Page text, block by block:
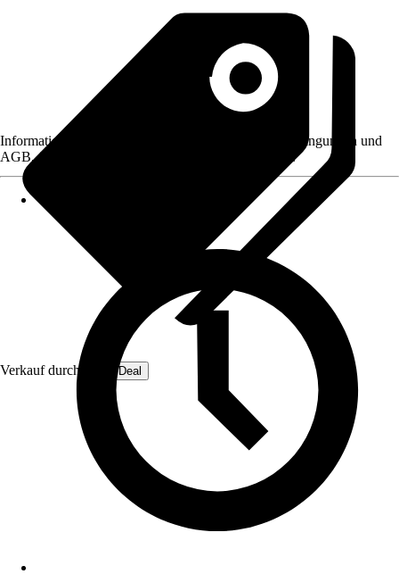
Verkauf durch: OmniDeal
Informationen des Verkäufers, wie z. B. Rückgabebedingungen und
AGB, finden Sie bei Klick auf den Verkäufernamen.